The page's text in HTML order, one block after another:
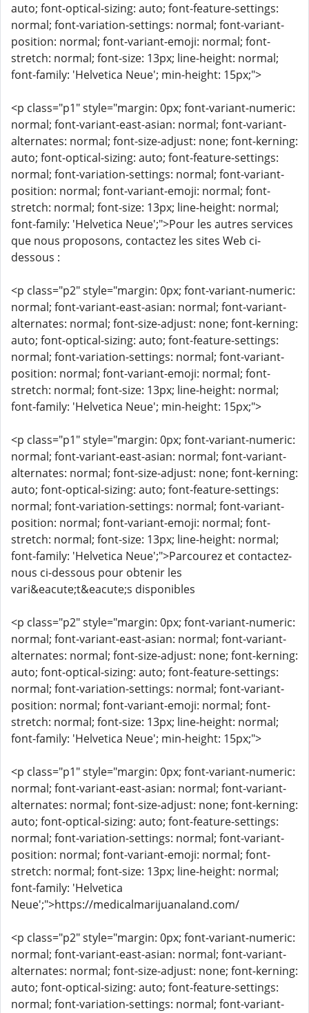
auto; font-optical-sizing: auto; font-feature-settings:
normal; font-variation-settings: normal; font-variant-
position: normal; font-variant-emoji: normal; font-
stretch: normal; font-size: 13px; line-height: normal;
font-family: 'Helvetica Neue'; min-height: 15px;">
<p class="p1" style="margin: 0px; font-variant-numeric:
normal; font-variant-east-asian: normal; font-variant-
alternates: normal; font-size-adjust: none; font-kerning:
auto; font-optical-sizing: auto; font-feature-settings:
normal; font-variation-settings: normal; font-variant-
position: normal; font-variant-emoji: normal; font-
stretch: normal; font-size: 13px; line-height: normal;
font-family: 'Helvetica Neue';">Pour les autres services
que nous proposons, contactez les sites Web ci-
dessous :
<p class="p2" style="margin: 0px; font-variant-numeric:
normal; font-variant-east-asian: normal; font-variant-
alternates: normal; font-size-adjust: none; font-kerning:
auto; font-optical-sizing: auto; font-feature-settings:
normal; font-variation-settings: normal; font-variant-
position: normal; font-variant-emoji: normal; font-
stretch: normal; font-size: 13px; line-height: normal;
font-family: 'Helvetica Neue'; min-height: 15px;">
<p class="p1" style="margin: 0px; font-variant-numeric:
normal; font-variant-east-asian: normal; font-variant-
alternates: normal; font-size-adjust: none; font-kerning:
auto; font-optical-sizing: auto; font-feature-settings:
normal; font-variation-settings: normal; font-variant-
position: normal; font-variant-emoji: normal; font-
stretch: normal; font-size: 13px; line-height: normal;
font-family: 'Helvetica Neue';">Parcourez et contactez-
nous ci-dessous pour obtenir les
vari&eacute;t&eacute;s disponibles
<p class="p2" style="margin: 0px; font-variant-numeric:
normal; font-variant-east-asian: normal; font-variant-
alternates: normal; font-size-adjust: none; font-kerning:
auto; font-optical-sizing: auto; font-feature-settings:
normal; font-variation-settings: normal; font-variant-
position: normal; font-variant-emoji: normal; font-
stretch: normal; font-size: 13px; line-height: normal;
font-family: 'Helvetica Neue'; min-height: 15px;">
<p class="p1" style="margin: 0px; font-variant-numeric:
normal; font-variant-east-asian: normal; font-variant-
alternates: normal; font-size-adjust: none; font-kerning:
auto; font-optical-sizing: auto; font-feature-settings:
normal; font-variation-settings: normal; font-variant-
position: normal; font-variant-emoji: normal; font-
stretch: normal; font-size: 13px; line-height: normal;
font-family: 'Helvetica
Neue';">https://medicalmarijuanaland.com/
<p class="p2" style="margin: 0px; font-variant-numeric:
normal; font-variant-east-asian: normal; font-variant-
alternates: normal; font-size-adjust: none; font-kerning:
auto; font-optical-sizing: auto; font-feature-settings:
normal; font-variation-settings: normal; font-variant-